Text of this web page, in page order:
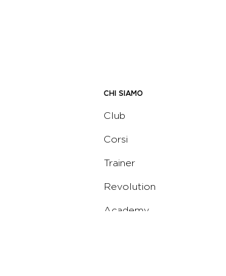
CHI SIAMO
Club
Corsi
Trainer
Revolution
Academy